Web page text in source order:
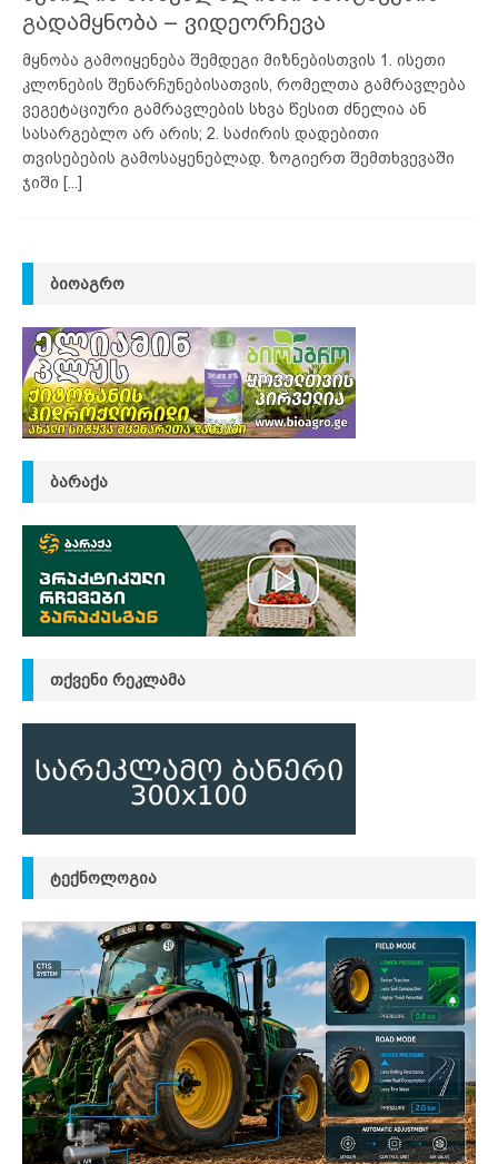
გადამყნობა – ვიდეორჩევა
მყნობა გამოიყენება შემდეგი მიზნებისთვის 1. ისეთი
კლონების შენარჩუნებისათვის, რომელთა გამრავლება
ვეგეტაციური გამრავლების სხვა წესით ძნელია ან
სასარგებლო არ არის; 2. საძირის დადებითი
თვისებების გამოსაყენებლად. ზოგიერთ შემთხვევაში
ჯიში [...]
ᲑᲘᲝᲐᲒᲠᲝ
ᲑᲐᲠᲐᲥᲐ
ᲗᲥᲕᲔᲜᲘ ᲠᲔᲙᲚᲐᲛᲐ
ᲢᲔᲥᲜᲝᲚᲝᲒᲘᲐ